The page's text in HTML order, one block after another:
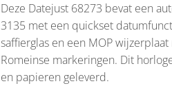
Deze Datejust 68273 bevat een
3135 met een quickset
saffierglas en een MOP
Romeinse markeringen. Dit
en papieren geleverd.